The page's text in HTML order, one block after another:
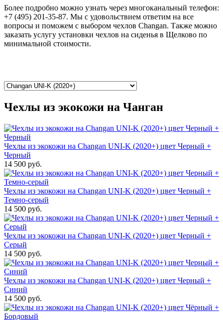
Более подробно можно узнать через многоканальный телефон:
+7 (495) 201-35-87. Мы с удовольствием ответим на все
вопросы и поможем с выбором чехлов Changan. Также можно
заказать услугу установки чехлов на сиденья в Щелково по
минимальной стоимости.
Чехлы из экокожи на Чанган
Чехлы из экокожи на Changan UNI-K (2020+) цвет Черный +
Черный
14 500 руб.
Чехлы из экокожи на Changan UNI-K (2020+) цвет Черный +
Темно-серый
14 500 руб.
Чехлы из экокожи на Changan UNI-K (2020+) цвет Черный +
Серый
14 500 руб.
Чехлы из экокожи на Changan UNI-K (2020+) цвет Черный +
Синий
14 500 руб.